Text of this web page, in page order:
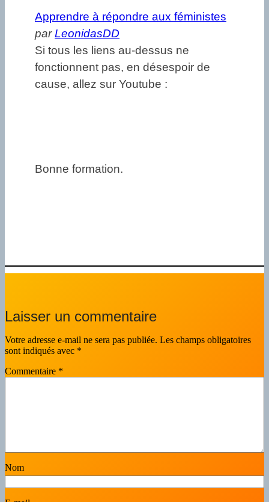
Apprendre à répondre aux féministes
parLeonidasDD
Si tous les liens au-dessus ne
fonctionnent pas, en désespoir de
cause, allez sur Youtube :
Bonne formation.
Laisser un commentaire
Votre adresse e-mail ne sera pas publiée. Les champs obligatoires
sont indiqués avec *
Commentaire *
Nom